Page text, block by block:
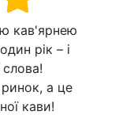
кав'ярнею
рік – і
а це
кави!